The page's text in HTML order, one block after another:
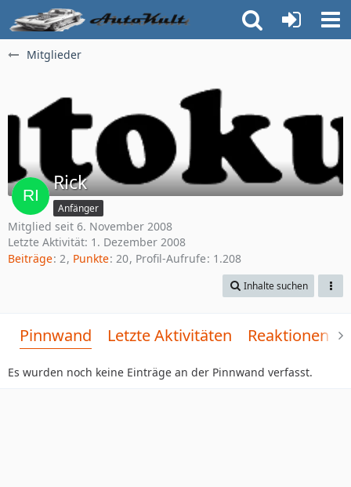
Mitglieder
Rick
Anfänger
Mitglied seit 6. November 2008
Letzte Aktivität: 1. Dezember 2008
Beiträge 2 Punkte 20 Profil-Aufrufe 1.208
Inhalte suchen
Pinnwand Letzte Aktivitäten Reaktionen
Es wurden noch keine Einträge an der Pinnwand verfasst.